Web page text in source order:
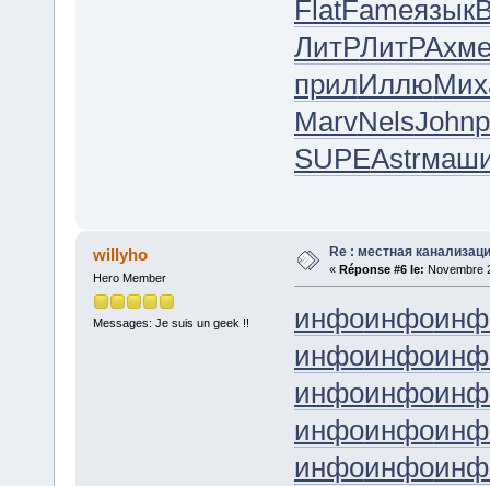
FlatFameязык
ЛитРЛитР
прилИллю
MarvNelsJohn
SUPEAstr
willyho
Hero Member
Messages: Je suis un geek !!
Re : местная
« Réponse #6 le: Novembre
инфоинфо
инфоинфо
инфоинфо
инфоинфо
инфоинфо